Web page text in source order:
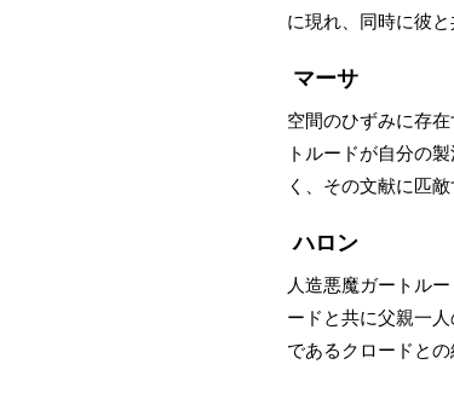
に現れ、同時に彼
マーサ
空間のひずみに存
トルードが自分の
く、その文献に匹
ハロン
人造悪魔ガートル
ードと共に父親一
であるクロードと